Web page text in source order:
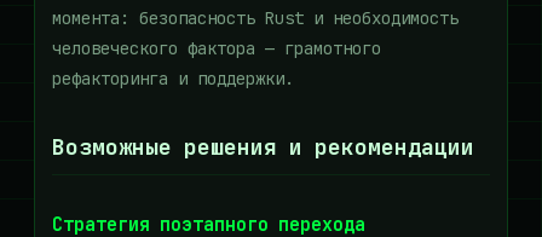
момента: безопасность Rust и необходимость
человеческого фактора — грамотного
рефакторинга и поддержки.
Возможные решения и рекомендации
Стратегия поэтапного перехода